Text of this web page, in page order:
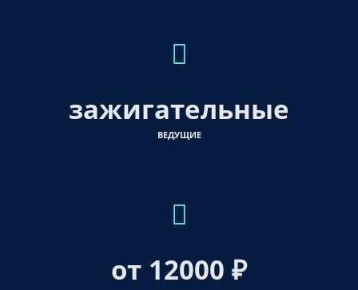
зажигательные
ВЕДУЩИЕ
от 12000 ₽